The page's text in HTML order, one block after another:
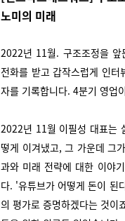
노미의 미래
2022년 11월. 구조조정을 앞
전화를 받고 갑작스럽게 인
자를 기록합니다. 4분기 영업
2022년 11월 이필성 대표는
떻게 이겨냈고, 그 가운데 그
과와 미래 전략에 대한 이야
다. '유튜브가 어떻게 돈이 된
의 평가로 증명하겠다는 것이